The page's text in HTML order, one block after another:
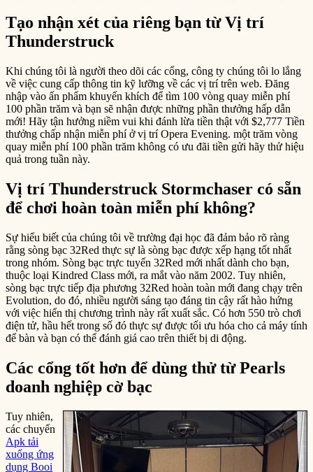
Tạo nhận xét của riêng bạn từ Vị trí
Thunderstruck
Khi chúng tôi là người theo dõi các cổng, công ty chúng tôi lo lắng
về việc cung cấp thông tin kỹ lưỡng về các vị trí trên web. Đăng
nhập vào ấn phẩm khuyến khích để tìm 100 vòng quay miễn phí
100 phần trăm và bạn sẽ nhận được những phần thưởng hấp dẫn
mới! Hãy tận hưởng niềm vui khi đánh lừa tiền thật với $2,777 Tiền
thưởng chấp nhận miễn phí ở vị trí Opera Evening. một trăm vòng
quay miễn phí 100 phần trăm không có ưu đãi tiền gửi hãy thử hiệu
quả trong tuần này.
Vị trí Thunderstruck Stormchaser có sẵn
để chơi hoàn toàn miễn phí không?
Sự hiểu biết của chúng tôi về trường đại học đã đảm bảo rõ ràng
rằng sòng bạc 32Red thực sự là sòng bạc được xếp hạng tốt nhất
trong nhóm. Sòng bạc trực tuyến 32Red mới nhất dành cho bạn,
thuộc loại Kindred Class mới, ra mắt vào năm 2002. Tuy nhiên,
sòng bạc trực tiếp địa phương 32Red hoàn toàn mới đang chạy trên
Evolution, do đó, nhiều người sáng tạo đáng tin cậy rất hào hứng
với việc hiển thị chương trình này rất xuất sắc. Có hơn 550 trò chơi
điện tử, hầu hết trong số đó thực sự được tối ưu hóa cho cả máy tính
để bàn và bạn có thể đánh giá cao trên thiết bị di động.
Các cổng tốt hơn để dùng thử từ Pearls
doanh nghiệp cờ bạc
Tuy nhiên,
các chuyển
Apk tải
xuống ứng
dụng Booi